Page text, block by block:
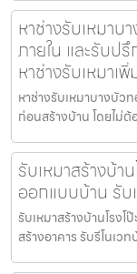
หาช่างรับเหมา
ภายใน และรับป
หาช่างรับเหมาเ
หาช่างรับเหมาบางบัว
ก่อนสร้างบ้าน โดยไม่ต้
รับเหมาสร้างบ้า
ออกแบบบ้าน รับ
รับเหมาสร้างบ้านโรงโ
สร้างอาคาร รับรีโนเว